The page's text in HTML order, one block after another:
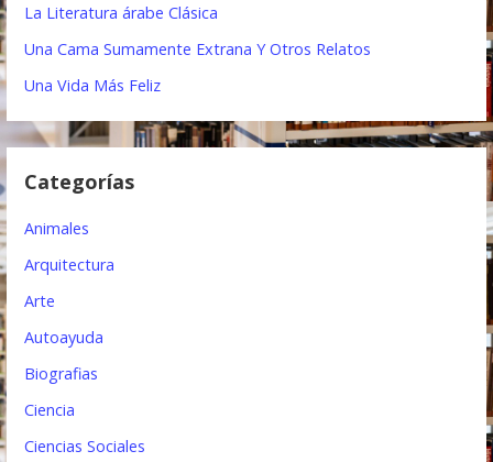
ó
n
d
n
d
a
La Literatura árabe Clásica
Una Cama Sumamente Extrana Y Otros Relatos
Una Vida Más Feliz
Categorías
Animales
Arquitectura
Arte
Autoayuda
Biografias
Ciencia
Ciencias Sociales